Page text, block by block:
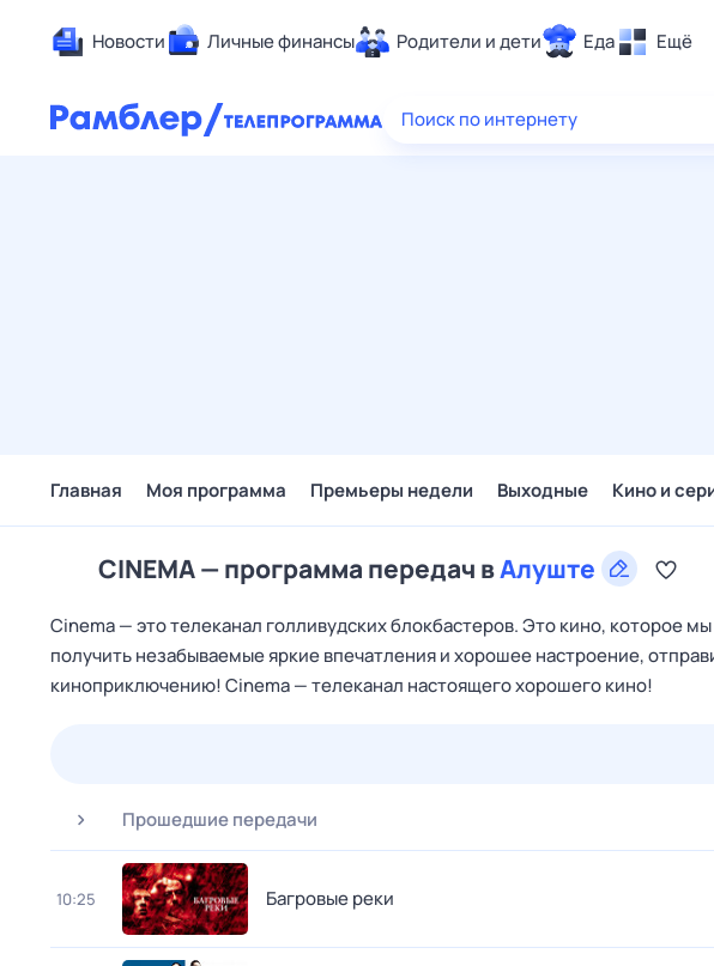
Новости Личные финансы Родители и дети Еда Ещё
Здоровье
Поиск по интернету
Главная Моя программа Премьеры недели Выходные Кино и
CINEMA — программа передач вАлуште
Cinema — это телеканал голливудских блокбастеров. Это кино, которое
получить незабываемые яркие впечатления и хорошее настроение,
киноприключению! Cinema — телеканал настоящего хорошего кино!
Прошедшие передачи
10:25 Багровые реки